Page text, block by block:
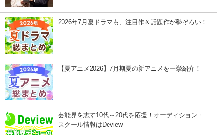
2026年7月夏ドラマも、注目作＆話題作が勢ぞろい！
【夏アニメ2026】7月期夏の新アニメを一挙紹介！
芸能界を志す10代～20代を応援！オーディション・
スクール情報はDeview